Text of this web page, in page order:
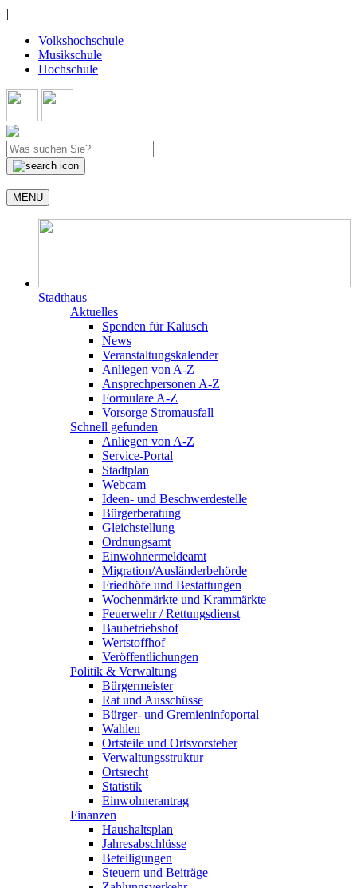
|
Volkshochschule
Musikschule
Hochschule
MENU
Stadthaus
Aktuelles
Spenden für Kalusch
News
Veranstaltungskalender
Anliegen von A-Z
Ansprechpersonen A-Z
Formulare A-Z
Vorsorge Stromausfall
Schnell gefunden
Anliegen von A-Z
Service-Portal
Stadtplan
Webcam
Ideen- und Beschwerdestelle
Bürgerberatung
Gleichstellung
Ordnungsamt
Einwohnermeldeamt
Migration/Ausländerbehörde
Friedhöfe und Bestattungen
Wochenmärkte und Krammärkte
Feuerwehr / Rettungsdienst
Baubetriebshof
Wertstoffhof
Veröffentlichungen
Politik & Verwaltung
Bürgermeister
Rat und Ausschüsse
Bürger- und Gremieninfoportal
Wahlen
Ortsteile und Ortsvorsteher
Verwaltungsstruktur
Ortsrecht
Statistik
Einwohnerantrag
Finanzen
Haushaltsplan
Jahresabschlüsse
Beteiligungen
Steuern und Beiträge